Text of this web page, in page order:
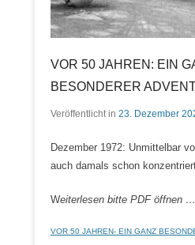
VOR 50 JAHREN: EIN
BESONDERER
Veröffentlicht in 23. Dezember
Dezember 1972: Unmittelbar
auch damals schon
Weiterlesen bitte PDF öffnen …
VOR 50 JAHREN- EIN GANZ